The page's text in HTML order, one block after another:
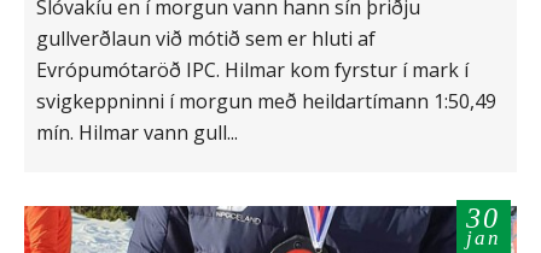
Slóvakíu en í morgun vann hann sín þriðju
gullverðlaun við mótið sem er hluti af
Evrópumótaröð IPC. Hilmar kom fyrstur í mark í
svigkeppninni í morgun með heildartímann 1:50,49
mín. Hilmar vann gull...
30
jan